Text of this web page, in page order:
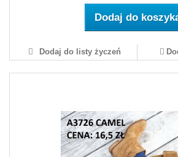
Dodaj do
Dodaj do listy życzeń